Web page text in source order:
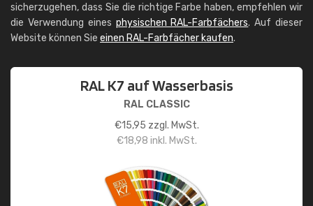
sicherzugehen, dass Sie die richtige Farbe haben, empfehlen wir
die Verwendung eines physischen RAL-Farbfächers. Auf dieser
Website können Sie einen RAL-Farbfächer kaufen.
RAL K7 auf Wasserbasis
RAL CLASSIC
€15,95 zzgl. MwSt.
€18,98 inkl. MwSt.